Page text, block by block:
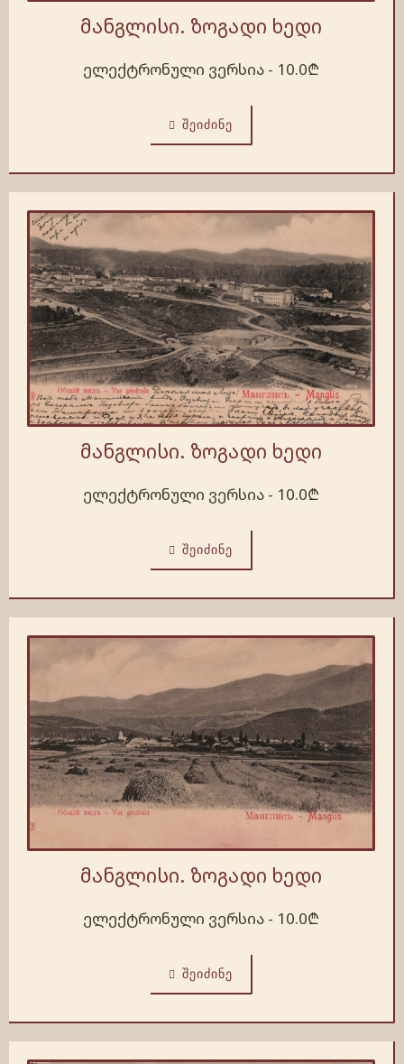
მანგლისი. ზოგადი ხედი
ელექტრონული ვერსია - 10.0₾
ᲨᲔᲘᲫᲘᲜᲔ
მანგლისი. ზოგადი ხედი
ელექტრონული ვერსია - 10.0₾
ᲨᲔᲘᲫᲘᲜᲔ
მანგლისი. ზოგადი ხედი
ელექტრონული ვერსია - 10.0₾
ᲨᲔᲘᲫᲘᲜᲔ